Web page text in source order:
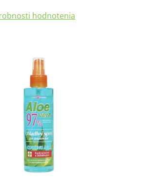
hodnotenia